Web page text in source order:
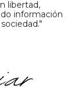
libertad,
información